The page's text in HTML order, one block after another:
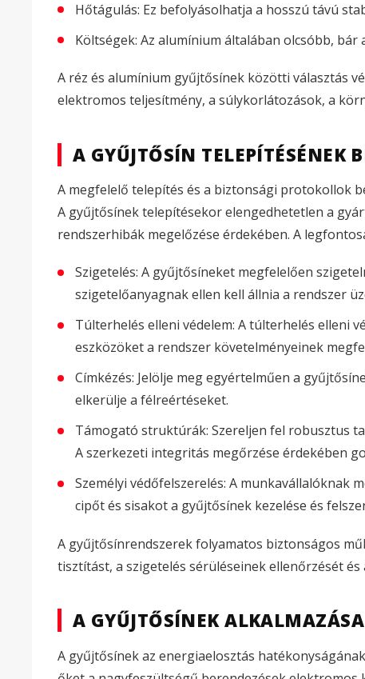
Hőtágulás: Ez befolyásolhatja a hosszú távú
Költségek: Az alumínium általában olcsóbb,
A réz és alumínium gyűjtősínek közötti választás
elektromos teljesítmény, a súlykorlátozások, a
A GYŰJTŐSÍN TELEPÍTÉSÉNEK
A megfelelő telepítés és a biztonsági protokollok
A gyűjtősínek telepítésekor elengedhetetlen a
rendszerhibák megelőzése érdekében. A
Szigetelés: A gyűjtősíneket megfelelően
szigetelőanyagnak ellen kell állnia a rendszer
Túlterhelés elleni védelem: A túlterhelés elleni
eszközöket a rendszer követelményeinek
Címkézés: Jelölje meg egyértelműen a
elkerülje a félreértéseket.
Támogató struktúrák: Szereljen fel robusztus
A szerkezeti integritás megőrzése érdekében
Személyi védőfelszerelés: A munkavállalóknak
cipőt és sisakot a gyűjtősínek kezelése és
A gyűjtősínrendszerek folyamatos biztonságos
tisztítást, a szigetelés sérüléseinek ellenőrzését
A GYŰJTŐSÍNEK
A gyűjtősínek az energiaelosztás